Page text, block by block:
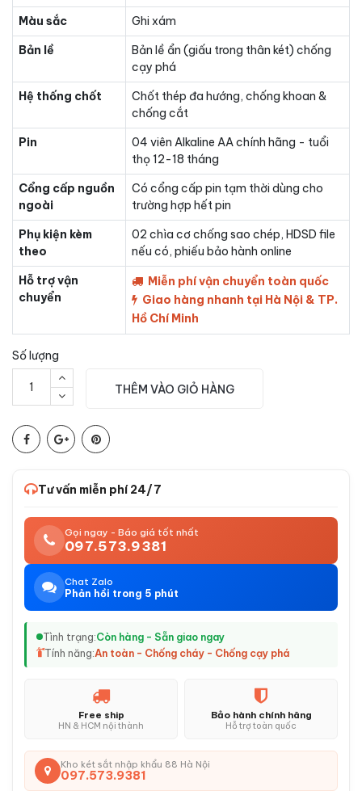
Màu sắc
Ghi xám
Bản lề
Bản lề ẩn (giấu trong thân két) chống
cạy phá
Hệ thống chốt
Chốt thép đa hướng, chống khoan &
chống cắt
Pin
04 viên Alkaline AA chính hãng - tuổi
thọ 12-18 tháng
Cổng cấp nguồn
ngoài
Có cổng cấp pin tạm thời dùng cho
trường hợp hết pin
Phụ kiện kèm
theo
02 chìa cơ chống sao chép, HDSD file
nếu có, phiếu bảo hành online
Hỗ trợ vận
chuyển
Miễn phí vận chuyển toàn quốc
Giao hàng nhanh tại Hà Nội & TP.
Hồ Chí Minh
Số lượng
THÊM VÀO GIỎ HÀNG
Tư vấn miễn phí 24/7
Gọi ngay - Báo giá tốt nhất
097.573.9381
Chat Zalo
Phản hồi trong 5 phút
Tình trạng:Còn hàng - Sẵn giao ngay
Tính năng:An toàn - Chống cháy - Chống cạy phá
Free ship
HN & HCM nội thành
Bảo hành chính hãng
Hỗ trợ toàn quốc
Kho két sắt nhập khẩu 88 Hà Nội
097.573.9381